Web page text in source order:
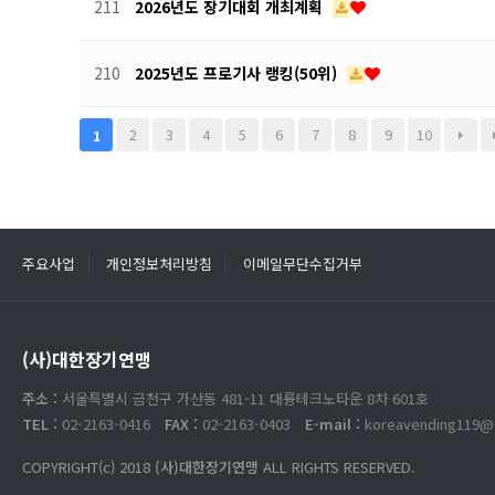
211 2026년도 장기대회 개최계획
210 2025년도 프로기사 랭킹(50위)
1 2 3 4 5 6 7 8 9 10
주요사업 개인정보처리방침 이메일무단수집거부
(사)대한장기연맹
주소 : 서울특별시 금천구 가산동 481-11 대륭테크노타운 8차 601호
TEL : 02-2163-0416 FAX : 02-2163-0403 E-mail :
COPYRIGHT(c) 2018 (사)대한장기연맹 ALL RIGHTS RESERVED.